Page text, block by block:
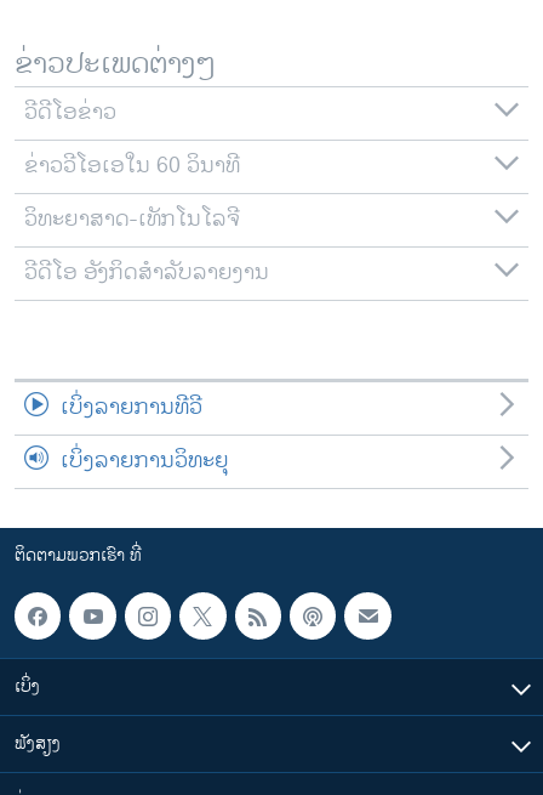
ພາສາຕ່າງໆ
ຂ່າວປະເພດຕ່າງໆ
ວີດີໂອຂ່າວ
ຂ່າວວີໂອເອໃນ 60 ວິນາທີ
ວິທະຍາສາດ-ເທັກໂນໂລຈີ
ວີດີໂອ ອັງກິດສຳລັບລາຍງານ
ເບິ່ງລາຍການທີວີ
ເບິ່ງລາຍການວິທະຍຸ
ຕິດຕາມພວກເຮົາ ທີ່
ເບິ່ງ
ຟັງສຽງ